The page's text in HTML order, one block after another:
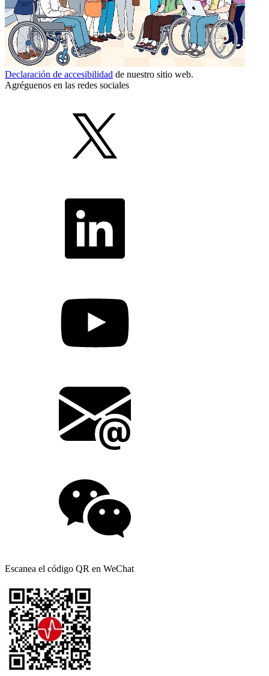
Declaración de accesibilidad de nuestro sitio web.
Agréguenos en las redes sociales
Escanea el código QR en WeChat